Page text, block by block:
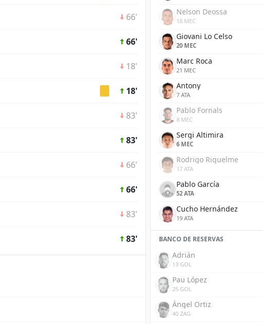
66'
66'
18'
18'
83'
83'
66'
66'
83'
83'
Nelson Deossa
18 MEC
Giovani Lo Celso
20 MEC
Marc Roca
21 MEC
Antony
7 ATA
Pablo Fornals
8 MEC
Sergi Altimira
6 MEC
Rodrigo Riquelme
17 ATA
Pablo García
52 ATA
Cucho Hernández
19 ATA
BANCO DE RESERVAS
Adrián
13 GOL
Pau López
25 GOL
Ángel Ortiz
40 ZAG